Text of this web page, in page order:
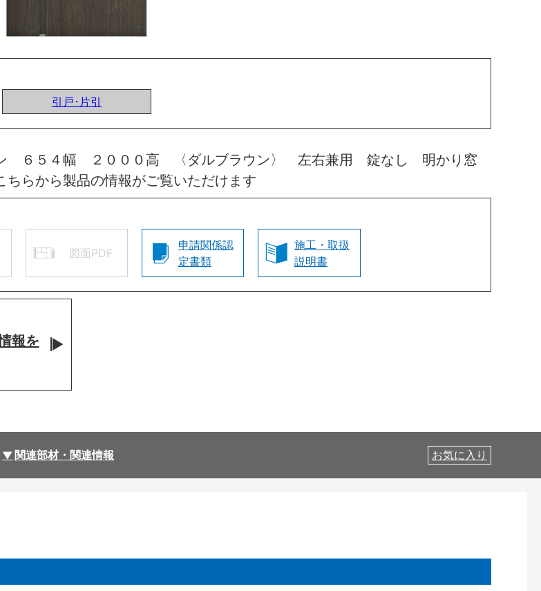
引戸･片引
６５４幅 ２０００高 〈ダルブラウン〉 左右兼用 錠なし 明かり窓
らから製品の情報がご覧いただけます
図面PDF
申請関係認
定書類
施工・取扱
説明書
報を
関連部材・関連情報 お気に入り